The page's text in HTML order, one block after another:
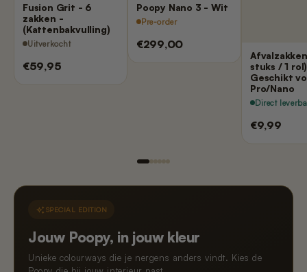
Fusion Grit - 6
zakken -
(Kattenbakvulling)
Uitverkocht
€59,95
Poopy Nano 3 - Wit
Pre-order
€299,00
stuks / 1
Geschikt
Pro/Nano
Direct
€9,99
SPECIAL EDITION
Jouw Poopy, in jouw kleur
Unieke colourways die je nergens anders vindt. Kies de